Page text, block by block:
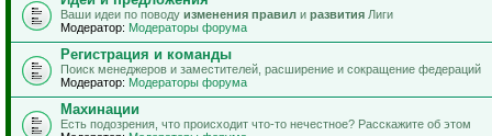
Ваши идеи по поводу изменения правил и развития Лиги
Модератор: Модераторы форума
Регистрация и команды
Поиск менеджеров и заместителей, расширение и сокращение федераций
Модератор: Модераторы форума
Махинации
Есть подозрения, что происходит что-то нечестное? Расскажите об этом